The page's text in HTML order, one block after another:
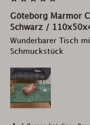
Göteborg Marmor
Schwarz /
Wunderbarer Tisch
Schmuckstück